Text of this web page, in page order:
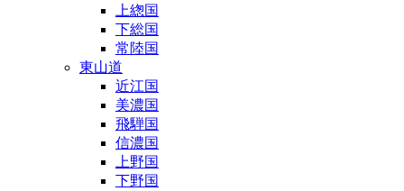
上緫国
下総国
常陸国
東山道
近江国
美濃国
飛騨国
信濃国
上野国
下野国